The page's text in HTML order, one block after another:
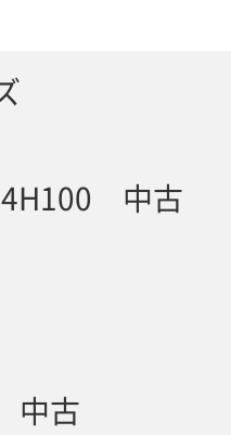
中古
中古